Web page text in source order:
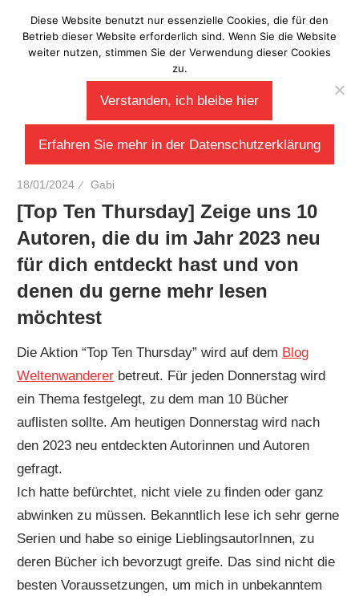
Inhalt
springen
Laberladen
18/01/2024 Gabi
[Top Ten Thursday] Zeige uns 10
Autoren, die du im Jahr 2023 neu
für dich entdeckt hast und von
denen du gerne mehr lesen
möchtest
Die Aktion “Top Ten Thursday” wird auf dem Blog
Weltenwanderer betreut. Für jeden Donnerstag wird
ein Thema festgelegt, zu dem man 10 Bücher
auflisten sollte. Am heutigen Donnerstag wird nach
den 2023 neu entdeckten Autorinnen und Autoren
gefragt.
Ich hatte befürchtet, nicht viele zu finden oder ganz
abwinken zu müssen. Bekanntlich lese ich sehr gerne
Serien und habe so einige LieblingsautorInnen, zu
deren Bücher ich bevorzugt greife. Das sind nicht die
besten Voraussetzungen, um mich in unbekanntem
Diese Website benutzt nur essenzielle Cookies, die für den
Betrieb dieser Website erforderlich sind. Wenn Sie die Website
weiter nutzen, stimmen Sie der Verwendung dieser Cookies
zu.
Verstanden, ich bleibe hier
Erfahren Sie mehr in der Datenschutzerklärung